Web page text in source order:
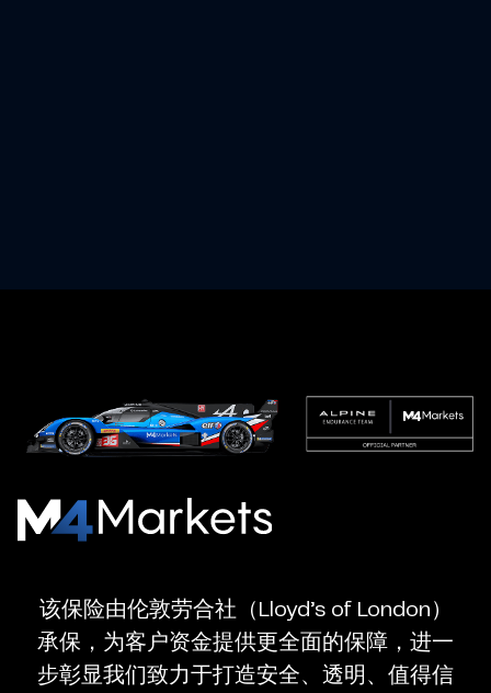
M4Markets
CFD
Trading
Regulated
该保险由伦敦劳合社（Lloyd’s of London）
承保，为客户资金提供更全面的保障，进一
步彰显我们致力于打造安全、透明、值得信